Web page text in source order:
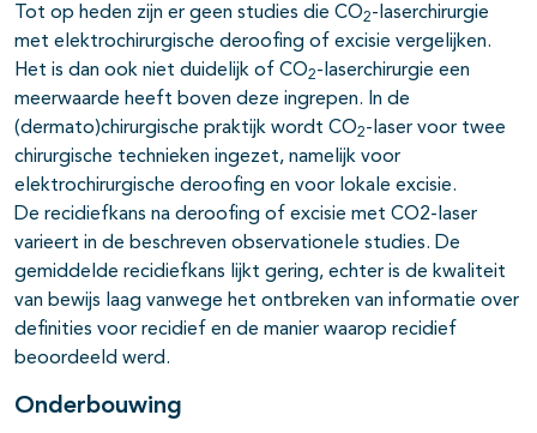
open- en dichtklappen
open- en dichtklappen
Tot op heden zijn er geen studies die CO2-laserchirurgie
met elektrochirurgische deroofing of excisie vergelijken.
Het is dan ook niet duidelijk of CO2-laserchirurgie een
meerwaarde heeft boven deze ingrepen. In de
(dermato)chirurgische praktijk wordt CO2-laser voor twee
chirurgische technieken ingezet, namelijk voor
elektrochirurgische deroofing en voor lokale excisie.
De recidiefkans na deroofing of excisie met CO2-laser
varieert in de beschreven observationele studies. De
gemiddelde recidiefkans lijkt gering, echter is de kwaliteit
van bewijs laag vanwege het ontbreken van informatie over
definities voor recidief en de manier waarop recidief
beoordeeld werd.
Onderbouwing